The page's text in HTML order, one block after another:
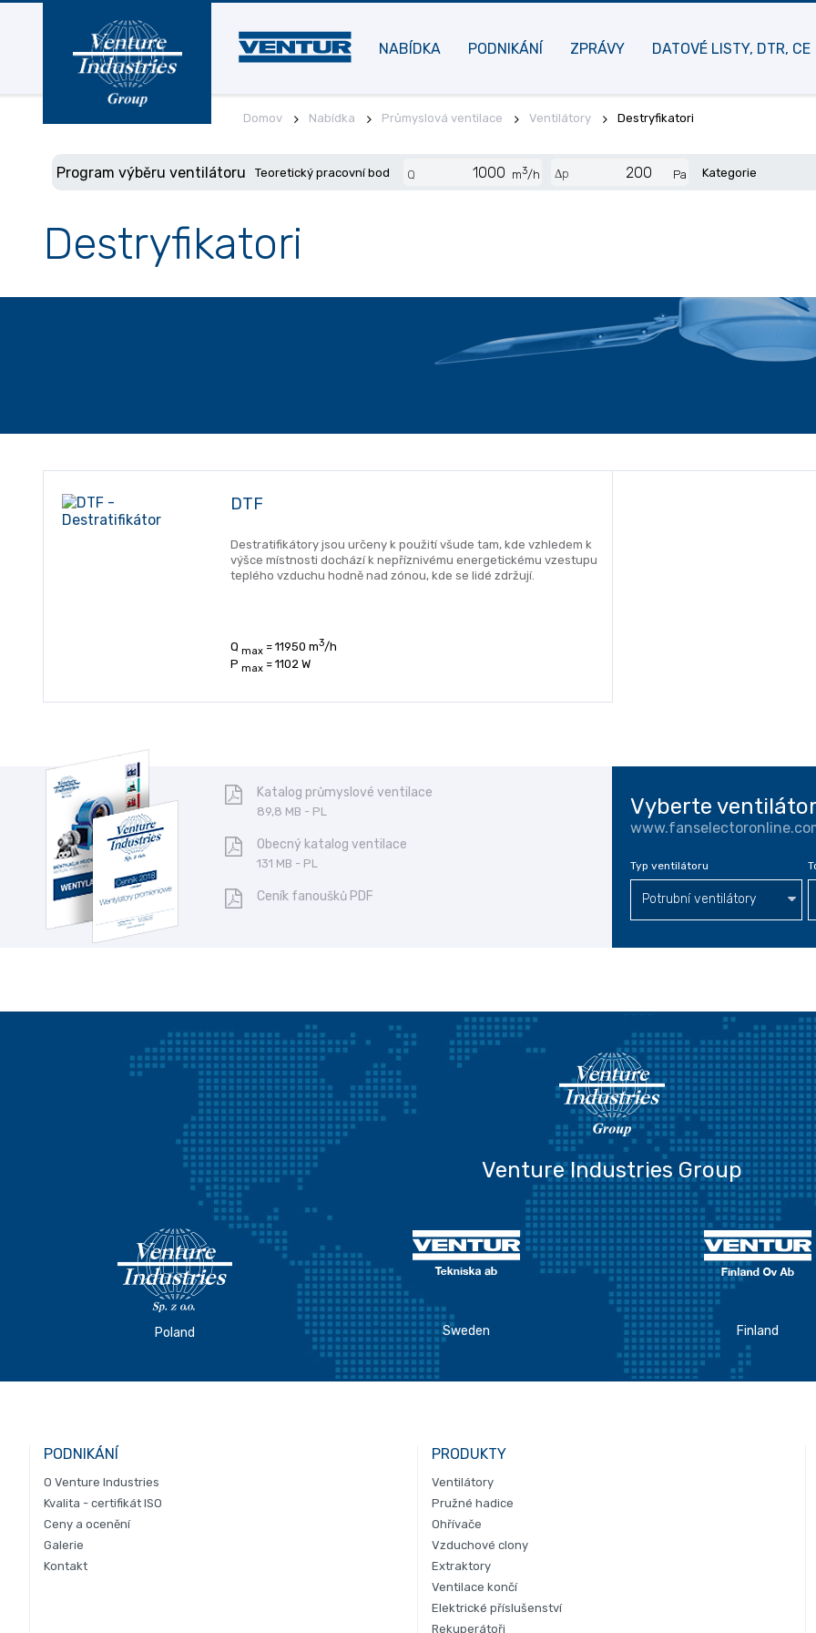
NABÍDKA PODNIKÁNÍ ZPRÁVY DATOVÉ LISTY, DTR, CE
Domov Nabídka Průmyslová ventilace Ventilátory Destryfikatori
Program výběru ventilátoru Teoretický pracovní bod Q m3/h Δp Pa Kategorie
Destryfikatori
DTF
Destratifikátory jsou určeny k použití všude tam, kde vzhledem k
výšce místnosti dochází k nepříznivému energetickému vzestupu
teplého vzduchu hodně nad zónou, kde se lidé zdržují.
Q max = 11950 m3/h
P max = 1102 W
Katalog průmyslové ventilace
89,8 MB - PL
Obecný katalog ventilace
131 MB - PL
Ceník fanoušků PDF
Vyberte
Typ ventilátoru
Potrubní ventilátory
Venture Industries Group
Poland Sweden Finland
PODNIKÁNÍ
O Venture Industries
Kvalita - certifikát ISO
Ceny a ocenění
Galerie
Kontakt
PRODUKTY
Ventilátory
Pružné hadice
Ohřívače
Vzduchové clony
Extraktory
Ventilace končí
Elektrické příslušenství
Rekuperátoři